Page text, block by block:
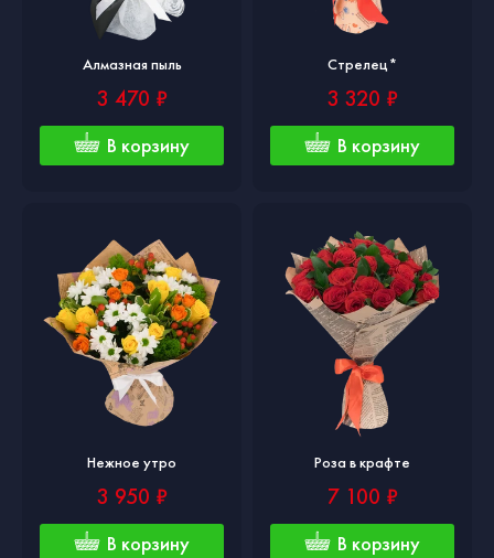
Алмазная пыль
3 470 ₽
В корзину
Стрелец*
3 320 ₽
В корзину
Нежное утро
3 950 ₽
В корзину
Роза в крафте
7 100 ₽
В корзину